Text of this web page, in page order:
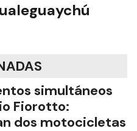
simultáneos
Fiorotto:
dos motocicletas